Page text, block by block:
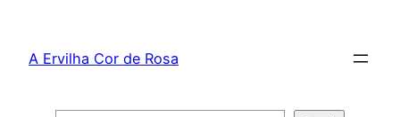
content
A Ervilha Cor de Rosa